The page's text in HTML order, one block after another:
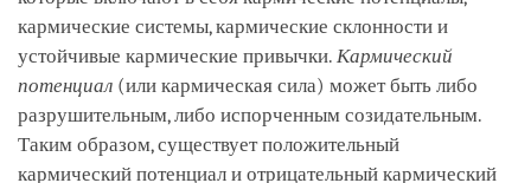
кармические системы, кармические склонности и
устойчивые кармические привычки. Кармический
потенциал (или кармическая сила) может быть либо
разрушительным, либо испорченным созидательным.
Таким образом, существует положительный
кармический потенциал и отрицательный кармический